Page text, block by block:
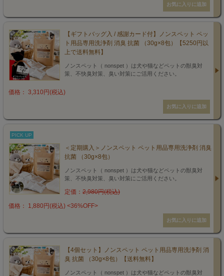
【ギフトバッグ入 / 感謝カード付】ノンスペット ペッ
ト用品専用洗浄剤 消臭 抗菌 （30g×8包）【5250円以
上で送料無料】
ノンスペット（ nonspet ）は犬や猫などペットの獣臭対
策、不快臭対策、臭い対策にご活用ください。
価格： 3,310円(税込)
PICK UP
＜定期購入＞ノンスペット ペット用品専用洗浄剤 消臭
抗菌 （30g×8包）
ノンスペット（ nonspet ）は犬や猫などペットの獣臭対
策、不快臭対策、臭い対策にご活用ください。
定価： 2,980円(税込)
価格： 1,880円(税込) <36%OFF>
【4個セット】ノンスペット ペット用品専用洗浄剤 消
臭 抗菌 （30g×8包）【送料無料】
ノンスペット（ nonspet ）は犬や猫などペットの獣臭対